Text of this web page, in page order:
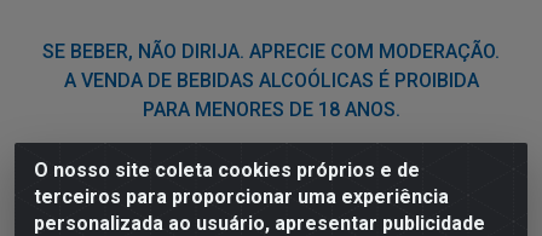
O nosso site coleta cookies próprios e de
terceiros para proporcionar uma experiência
personalizada ao usuário, apresentar publicidade
SE BEBER, NÃO DIRIJA. APRECIE COM MODERAÇÃO.
A VENDA DE BEBIDAS ALCOÓLICAS É PROIBIDA
PARA MENORES DE 18 ANOS.
Nordil Distribuidora - Avenida Liberdade, 2738, Bloco F -
Sesi - Bayeux/PB - CEP 58.111-400 - CNPJ